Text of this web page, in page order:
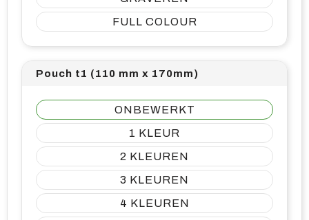
FULL COLOUR
Pouch t1 (110 mm x 170mm)
ONBEWERKT
1
2
3
4